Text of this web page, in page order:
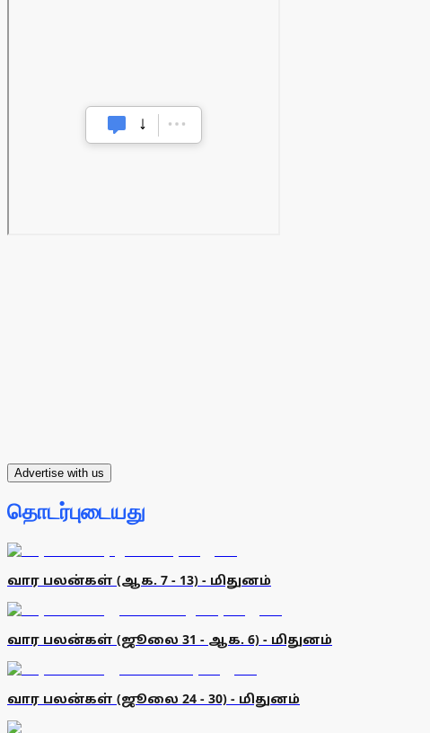
Advertise with us
தொடர்புடையது
வார பலன்கள் (ஆக. 7 - 13) - மிதுனம்
வார பலன்கள் (ஜூலை 31 - ஆக. 6) - மிதுனம்
வார பலன்கள் (ஜூலை 24 - 30) - மிதுனம்